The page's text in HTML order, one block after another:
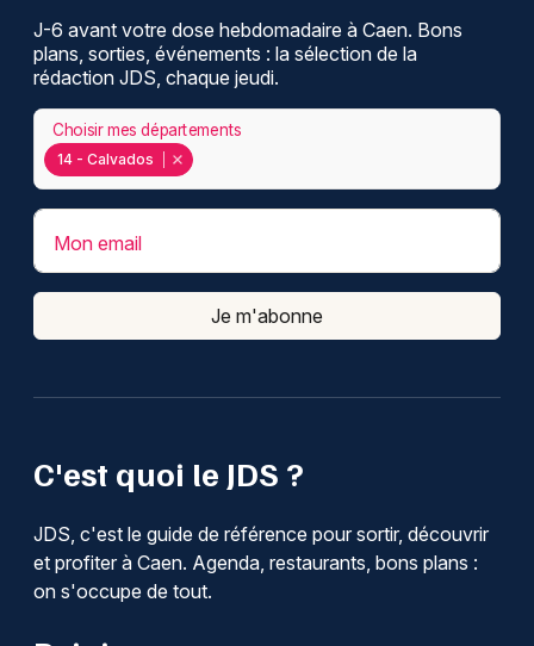
C'est quoi le JDS ?
JDS, c'est le guide de référence pour sortir, découvrir
et profiter à Caen. Agenda, restaurants, bons plans :
on s'occupe de tout.
J-6 avant votre dose hebdomadaire à Caen. Bons
plans, sorties, événements : la sélection de la
rédaction JDS, chaque jeudi.
14 - Calvados
Choisir mes départements
Mon email
Je m'abonne